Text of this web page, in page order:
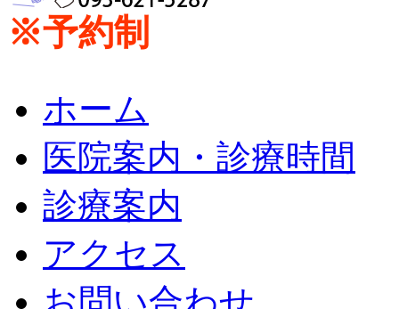
※予約制
ホーム
医院案内・診療時間
診療案内
アクセス
お問い合わせ